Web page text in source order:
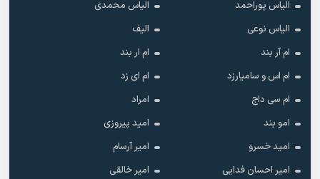
الیاس پوراحمد
الیاس محمدی
الیاس نوعی
الیف
ام آر بند
ام ار بند
ام اس و سامیارزد
ام ای زد
ام سی داج
امراد
امو بند
امید پیروزی
امید خسرو
امیر آرسام
امیر احسان فدایی
امیر خالقى